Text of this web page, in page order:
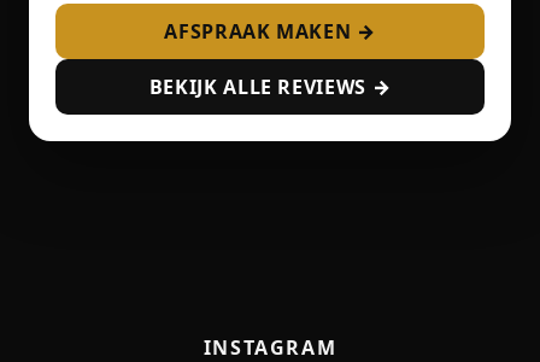
AFSPRAAK MAKEN →
BEKIJK ALLE REVIEWS →
INSTAGRAM